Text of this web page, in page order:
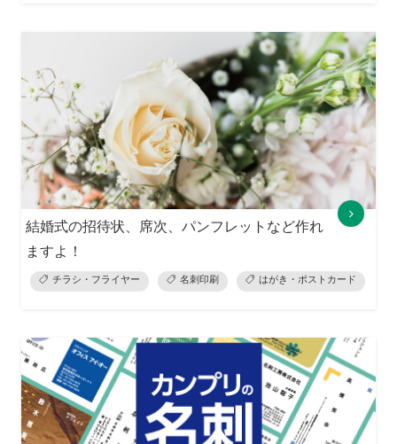
結婚式の招待状、席次、パンフレットなど作れ
ますよ！
チラシ・フライヤー 名刺印刷 はがき・ポストカード